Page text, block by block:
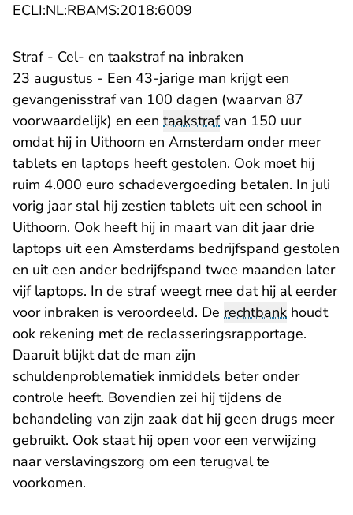
ECLI:NL:RBAMS:2018:6009
Straf - Cel- en taakstraf na inbraken
23 augustus - Een 43-jarige man krijgt een
gevangenisstraf van 100 dagen (waarvan 87
voorwaardelijk) en een taakstrafvan 150 uur
omdat hij in Uithoorn en Amsterdam onder meer
tablets en laptops heeft gestolen. Ook moet hij
ruim 4.000 euro schadevergoeding betalen. In juli
vorig jaar stal hij zestien tablets uit een school in
Uithoorn. Ook heeft hij in maart van dit jaar drie
laptops uit een Amsterdams bedrijfspand gestolen
en uit een ander bedrijfspand twee maanden later
vijf laptops. In de straf weegt mee dat hij al eerder
voor inbraken is veroordeeld. De rechtbank houdt
ook rekening met de reclasseringsrapportage.
Daaruit blijkt dat de man zijn
schuldenproblematiek inmiddels beter onder
controle heeft. Bovendien zei hij tijdens de
behandeling van zijn zaak dat hij geen drugs meer
gebruikt. Ook staat hij open voor een verwijzing
naar verslavingszorg om een terugval te
voorkomen.